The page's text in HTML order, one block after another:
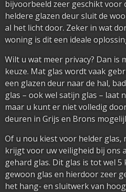
bijvoorbeeld zeer geschikt voor
heldere glazen deur sluit de
al het licht door. Zeker in wat
woning is dit een ideale
Wilt u wat meer privacy? Dan is
keuze. Mat glas wordt vaak
een glazen deur naar de hal,
glas – ook wel satijn glas – laat
maar u kunt er niet volledig
deuren in Grijs en Brons
Of u nou kiest voor helder glas,
krijgt voor uw veiligheid bij ons
gehard glas. Dit glas is tot wel
gewoon glas en hierdoor zeer
het hang- en sluitwerk van